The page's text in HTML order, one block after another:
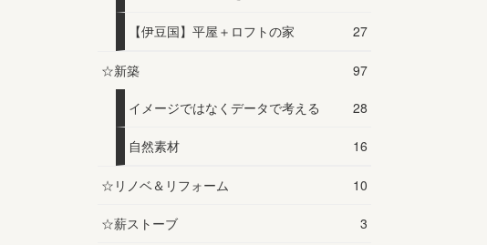
【伊豆国】平屋＋ロフトの家 27
☆新築 97
イメージではなくデータで考える 28
自然素材 16
☆リノベ＆リフォーム 10
☆薪ストーブ 3